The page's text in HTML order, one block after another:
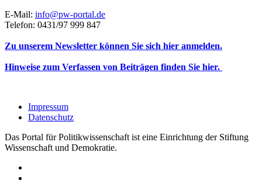
E-Mail: info@pw-portal.de
Telefon: 0431/97 999 847
Zu unserem Newsletter können Sie sich hier anmelden.
Hinweise zum Verfassen von Beiträgen finden Sie hier.
Impressum
Datenschutz
Das Portal für Politikwissenschaft ist eine Einrichtung der Stiftung
Wissenschaft und Demokratie.